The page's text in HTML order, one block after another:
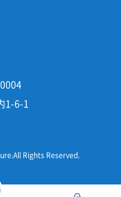
1-6-1
Rights Reserved.